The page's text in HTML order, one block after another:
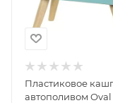
Пластиковое
автополивом